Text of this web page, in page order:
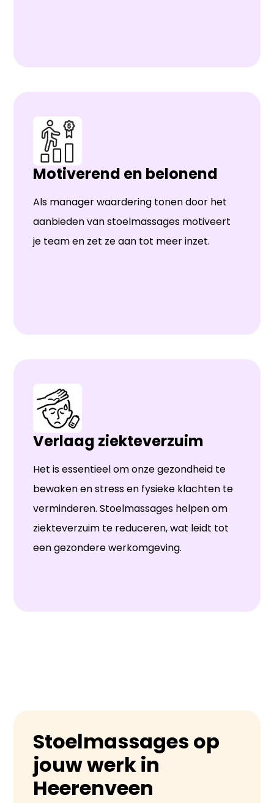
Motiverend en belonend
Als manager waardering tonen door het
aanbieden van stoelmassages motiveert
je team en zet ze aan tot meer inzet.
Verlaag ziekteverzuim
Het is essentieel om onze gezondheid te
bewaken en stress en fysieke klachten te
verminderen. Stoelmassages helpen om
ziekteverzuim te reduceren, wat leidt tot
een gezondere werkomgeving.
Stoelmassages op
jouw werk in
Heerenveen